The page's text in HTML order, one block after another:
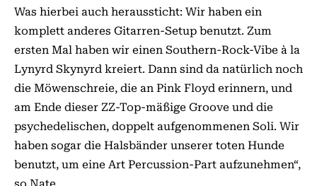
Was hierbei auch heraussticht: Wir haben ein
komplett anderes Gitarren-Setup benutzt. Zum
ersten Mal haben wir einen Southern-Rock-Vibe à la
Lynyrd Skynyrd kreiert. Dann sind da natürlich noch
die Möwenschreie, die an Pink Floyd erinnern, und
am Ende dieser ZZ-Top-mäßige Groove und die
psychedelischen, doppelt aufgenommenen Soli. Wir
haben sogar die Halsbänder unserer toten Hunde
benutzt, um eine Art Percussion-Part aufzunehmen“,
so Nate.